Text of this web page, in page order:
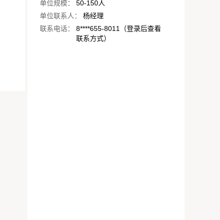
单位规模：
50-150人
单位联系人：
杨经理
联系电话：
8****655-8011（登录后查看
联系方式）